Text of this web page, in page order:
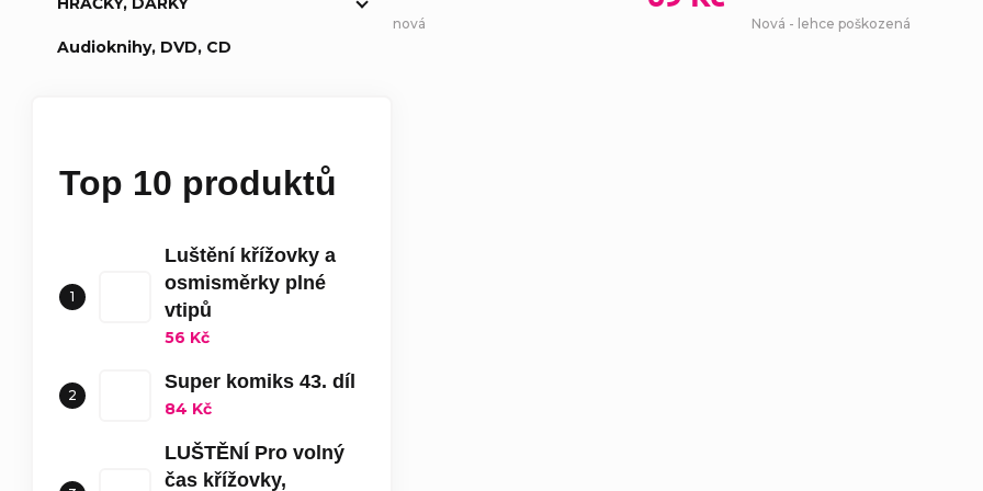
Audioknihy, DVD, CD
Top 10 produktů
Luštění křížovky a
osmisměrky plné
vtipů
56 Kč
Super komiks 43. díl
84 Kč
LUŠTĚNÍ Pro volný
čas křížovky,
nová Nová - lehce poškozená